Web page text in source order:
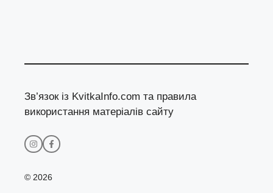
Зв’язок із KvitkaInfo.com та правила
використання матеріалів сайту
© 2026